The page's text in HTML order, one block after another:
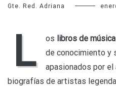
Gte. Red. Adriana
L os libros de música
de conocimiento y
apasionados por
biografías de artistas